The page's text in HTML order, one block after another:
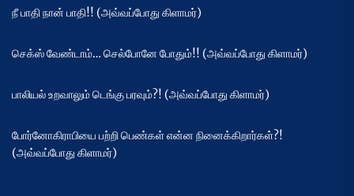
நீ பாதி நான் பாதி!! (அவ்வப்போது கிளாமர்)
செக்ஸ் வேண்டாம்… செல்போனே போதும்!! (அவ்வப்போது கிளாமர்)
பாலியல் உறவாலும் டெங்கு பரவும்?! (அவ்வப்போது கிளாமர்)
போர்னோகிராபியை பற்றி பெண்கள் என்ன நினைக்கிறார்கள்?!
(அவ்வப்போது கிளாமர்)